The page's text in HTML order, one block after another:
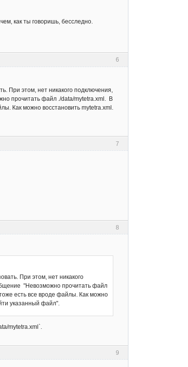
как ты говоришь, бесследно.
6
При этом, нет никакого подключения,
прочитать файл ./data/mytetra.xml. В
Как можно восстановить mytetra.xml.
7
8
При этом, нет никакого
"Невозможно прочитать файл
есть все вроде файлы. Как можно
указанный файл".
mytetra.xml`.
9